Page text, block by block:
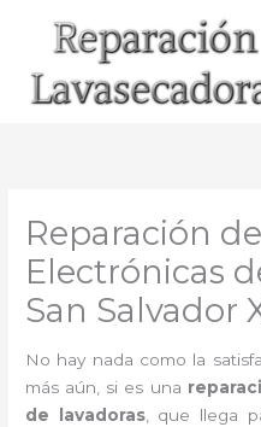
Reparación
Electrónicas
San Salvador
No hay nada como la
más aún, si es una
de lavadoras, que llega